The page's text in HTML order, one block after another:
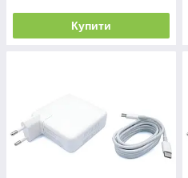
Купити